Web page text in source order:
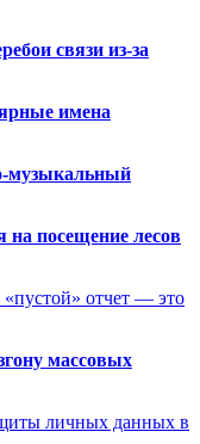
связи из-за
имена
музыкальный
на посещение лесов
«пустой» отчет — это
массовых
личных данных в